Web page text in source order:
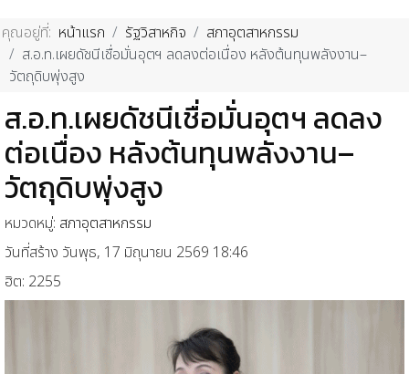
คุณอยู่ที่: หน้าแรก รัฐวิสาหกิจ
สภาอุตสาหกรรม
ส.อ.ท.เผยดัชนีเชื่อมั่นอุตฯ ลดลงต่อเนื่อง หลังต้นทุนพลังงาน–
วัตถุดิบพุ่งสูง
ส.อ.ท.เผยดัชนีเชื่อมั่นอุตฯ ลดลง
ต่อเนื่อง หลังต้นทุนพลังงาน–
วัตถุดิบพุ่งสูง
หมวดหมู่: สภาอุตสาหกรรม
วันที่สร้าง วันพุธ, 17 มิถุนายน 2569 18:46
ฮิต: 2255